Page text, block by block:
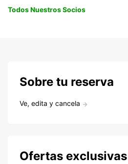
Todos Nuestros Socios
Sobre tu reserva
Ve, edita y cancela
Ofertas exclusivas